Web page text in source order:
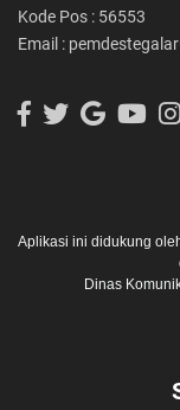
Kode Pos : 56553
Email :
Aplikasi ini didukung
Dinas